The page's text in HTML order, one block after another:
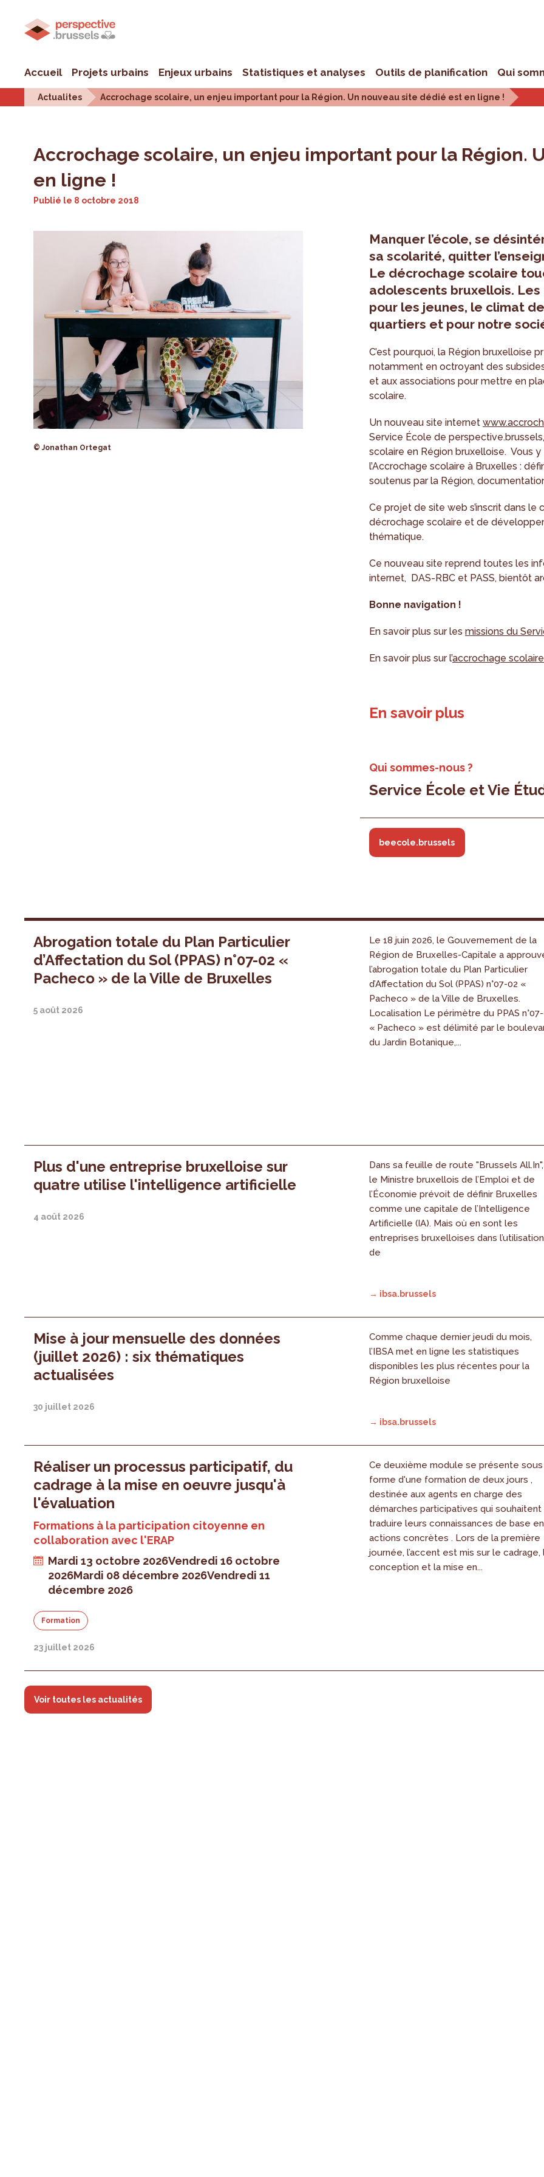
Accueil Projets urbains Enjeux urbains Statistiques et analyses Outils de planification Qui
Actualites Accrochage scolaire, un enjeu important pour la Région. Un nouveau site dédié est en ligne !
Accrochage scolaire, un enjeu important pour la Région.
en ligne !
Publié le 8 octobre 2018
© Jonathan Ortegat
Manquer l’école, se
sa scolarité, quitter
Le décrochage scolaire
adolescents bruxellois.
pour les jeunes, le climat
quartiers et pour notre
C’est pourquoi, la Région bruxelloise
notamment en octroyant des
et aux associations pour mettre en
scolaire.
Un nouveau site internet
Service École de
scolaire en Région bruxelloise. Vous
l’Accrochage scolaire à Bruxelles :
soutenus par la Région,
Ce projet de site web s’inscrit dans
décrochage scolaire et de
thématique.
Ce nouveau site reprend toutes les
internet, DAS-RBC et PASS, bientôt
Bonne navigation !
En savoir plus sur lesmissions du
En savoir plus sur l’accrochage
En savoir plus
Qui sommes-nous ?
Service École et Vie
beecole.brussels
Abrogation totale du Plan Particulier
d’Affectation du Sol (PPAS) n°07-02 «
Pacheco » de la Ville de Bruxelles
5 août 2026
Le 18 juin 2026, le Gouvernement de la
Région de Bruxelles-Capitale a
l’abrogation totale du Plan Particulier
d’Affectation du Sol (PPAS) n°07-02 «
Pacheco » de la Ville de Bruxelles.
Localisation Le périmètre du PPAS
« Pacheco » est délimité par le
du Jardin Botanique,...
Plus d'une entreprise bruxelloise sur
quatre utilise l'intelligence artificielle
4 août 2026
Dans sa feuille de route "Brussels All.In",
le Ministre bruxellois de l’Emploi et de
l’Économie prévoit de définir Bruxelles
comme une capitale de l’Intelligence
Artificielle (IA). Mais où en sont les
entreprises bruxelloises dans l’utilisation
de
→ ibsa.brussels
Mise à jour mensuelle des données
(juillet 2026) : six thématiques
actualisées
30 juillet 2026
Comme chaque dernier jeudi du mois,
l’IBSA met en ligne les statistiques
disponibles les plus récentes pour la
Région bruxelloise
→ ibsa.brussels
Réaliser un processus participatif, du
cadrage à la mise en oeuvre jusqu'à
l'évaluation
Formations à la participation citoyenne en
collaboration avec l'ERAP
Mardi 13 octobre 2026Vendredi 16 octobre
2026Mardi 08 décembre 2026Vendredi 11
décembre 2026
Formation
23 juillet 2026
Ce deuxième module se présente sous
forme d'une formation de deux jours ,
destinée aux agents en charge des
démarches participatives qui souhaitent
traduire leurs connaissances de base en
actions concrètes . Lors de la première
journée, l’accent est mis sur le cadrage,
conception et la mise en...
Voir toutes les actualités